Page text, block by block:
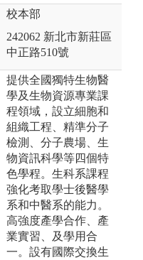
校本部
242062 新北市新莊區
中正路510號
提供全國獨特生物醫
學及生物資源專業課
程領域，設立細胞和
組織工程、精準分子
檢測、分子農場、生
物資訊科學等四個特
色學程。生科系課程
強化考取學士後醫學
系和中醫系的能力。
高強度產學合作、產
業實習、及學用合
一。設有國際交換生